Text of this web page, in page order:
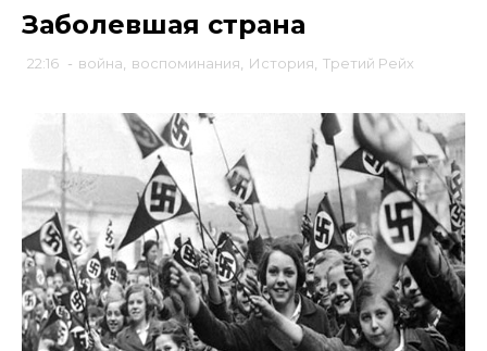
Заболевшая страна
22:16 - война воспоминания История Третий Рейх